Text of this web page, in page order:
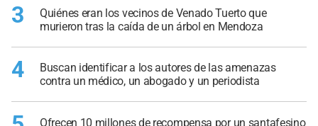
3
Quiénes eran los vecinos de Venado Tuerto que
murieron tras la caída de un árbol en Mendoza
4
Buscan identificar a los autores de las amenazas
contra un médico, un abogado y un periodista
Ofrecen 10 millones de recompensa por un santafesino